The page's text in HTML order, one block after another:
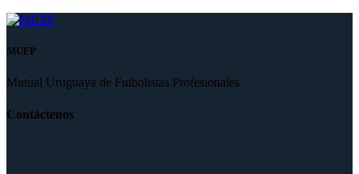
MUFP
Mutual Uruguaya de Futbolistas Profesionales
Contáctenos